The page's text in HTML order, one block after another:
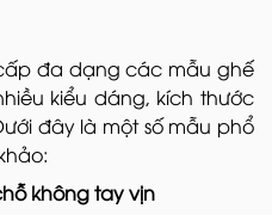
đa dạng các mẫu ghế
kiểu dáng, kích thước
đây là một số mẫu phổ
không tay vịn